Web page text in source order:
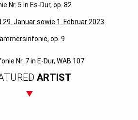
Nr. 5 in Es-Dur, op. 82
29. Januar sowie 1. Februar 2023
op. 9
Nr. 7 in E-Dur, WAB 107
ARTIST